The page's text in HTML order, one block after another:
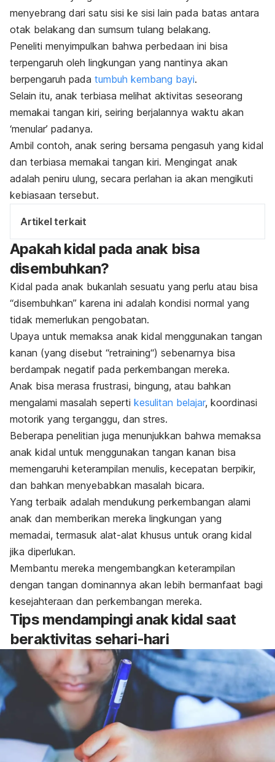
menyebrang dari satu sisi ke sisi lain pada batas antara
otak belakang dan sumsum tulang belakang.
Peneliti menyimpulkan bahwa perbedaan ini bisa
terpengaruh oleh lingkungan yang nantinya akan
berpengaruh pada tumbuh kembang bayi.
Selain itu, anak terbiasa melihat aktivitas seseorang
memakai tangan kiri, seiring berjalannya waktu akan
‘menular’ padanya.
Ambil contoh, anak sering bersama pengasuh yang kidal
dan terbiasa memakai tangan kiri. Mengingat anak
adalah peniru ulung, secara perlahan ia akan mengikuti
kebiasaan tersebut.
Artikel terkait
Apakah kidal pada anak bisa
disembuhkan?
Kidal pada anak bukanlah sesuatu yang perlu atau bisa
“disembuhkan” karena ini adalah kondisi normal yang
tidak memerlukan pengobatan.
Upaya untuk memaksa anak kidal menggunakan tangan
kanan (yang disebut “retraining“) sebenarnya bisa
berdampak negatif pada perkembangan mereka.
Anak bisa merasa frustrasi, bingung, atau bahkan
mengalami masalah seperti kesulitan belajar, koordinasi
motorik yang terganggu, dan stres.
Beberapa penelitian juga menunjukkan bahwa memaksa
anak kidal untuk menggunakan tangan kanan bisa
memengaruhi keterampilan menulis, kecepatan berpikir,
dan bahkan menyebabkan masalah bicara.
Yang terbaik adalah mendukung perkembangan alami
anak dan memberikan mereka lingkungan yang
memadai, termasuk alat-alat khusus untuk orang kidal
jika diperlukan.
Membantu mereka mengembangkan keterampilan
dengan tangan dominannya akan lebih bermanfaat bagi
kesejahteraan dan perkembangan mereka.
Tips mendampingi anak kidal saat
beraktivitas sehari-hari